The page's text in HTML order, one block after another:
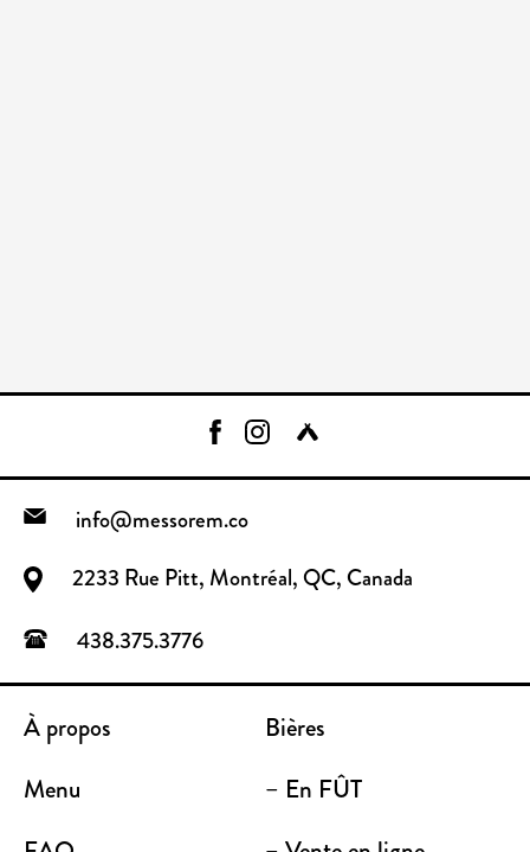
info@messorem.co
2233 Rue Pitt, Montréal, QC, Canada
438.375.3776
À propos
Bières
Menu
– En FÛT